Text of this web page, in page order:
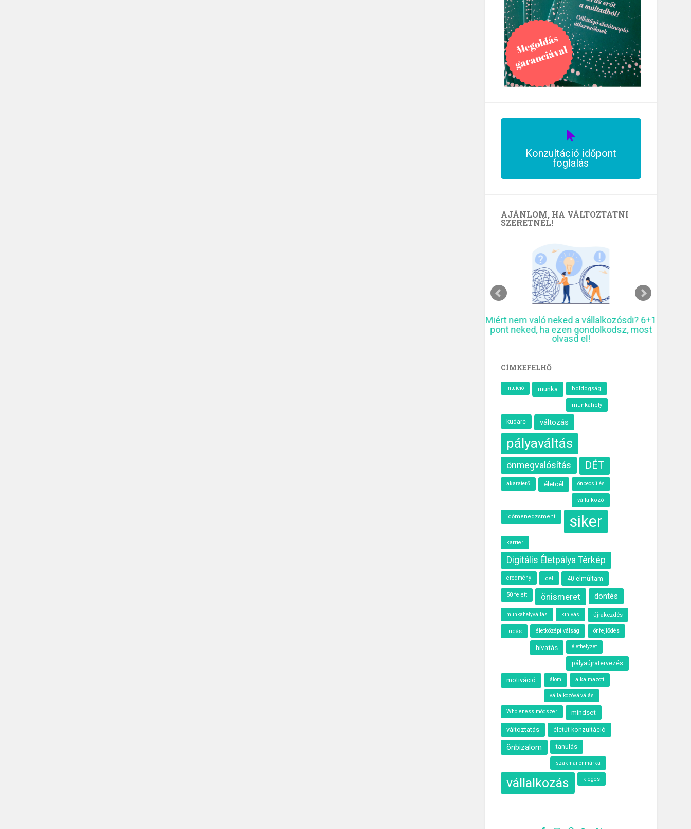
Konzultáció időpont
foglalás
AJÁNLOM, HA VÁLTOZTATNI
SZERETNÉL!
Miért nem való neked a vállalkozósdi? 6+1
pont neked, ha ezen gondolkodsz, most
olvasd el!
CÍMKEFELHŐ
intuíció munka boldogság
munkahely
kudarc változás
pályaváltás
önmegvalósítás DÉT
akaraterő életcél önbecsülés
vállalkozó
időmenedzsment siker
karrier
Digitális Életpálya Térkép
eredmény cél 40 elmúltam
50 felett önismeret döntés
munkahelyváltás kihívás újrakezdés
tudás életközépi válság önfejlődés
hivatás élethelyzet
pályaújratervezés
motiváció álom alkalmazott
vállalkozóvá válás
Wholeness módszer mindset
változtatás életút konzultáció
önbizalom tanulás
szakmai énmárka
vállalkozás kiégés